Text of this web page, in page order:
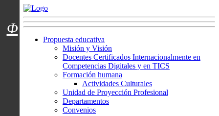
Menú usuarios
Propuesta educativa
Misión y Visión
Docentes Certificados Internacionalmente en
Competencias Digitales y en TICS
Formación humana
Actividades Culturales
Unidad de Proyección Profesional
Departamentos
Convenios
Φ